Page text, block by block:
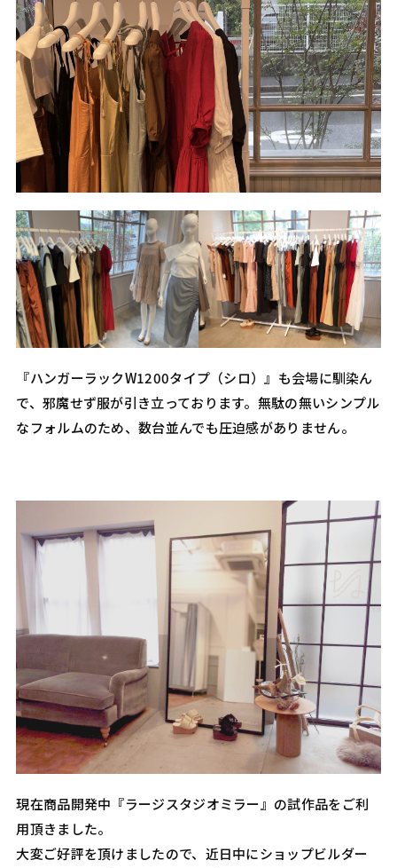
『ハンガーラックW1200タイプ（シロ）』も会場に馴染ん
で、邪魔せず服が引き立っております。無駄の無いシンプル
なフォルムのため、数台並んでも圧迫感がありません。
現在商品開発中『ラージスタジオミラー』の試作品をご利
用頂きました。
大変ご好評を頂けましたので、近日中にショップビルダー